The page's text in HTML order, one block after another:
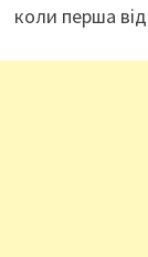
коли перша